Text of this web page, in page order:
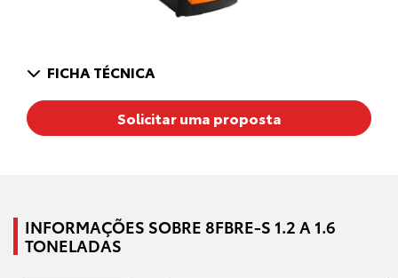
FICHA TÉCNICA
Solicitar uma proposta
INFORMAÇÕES SOBRE 8FBRE-S 1.2 A 1.6
TONELADAS